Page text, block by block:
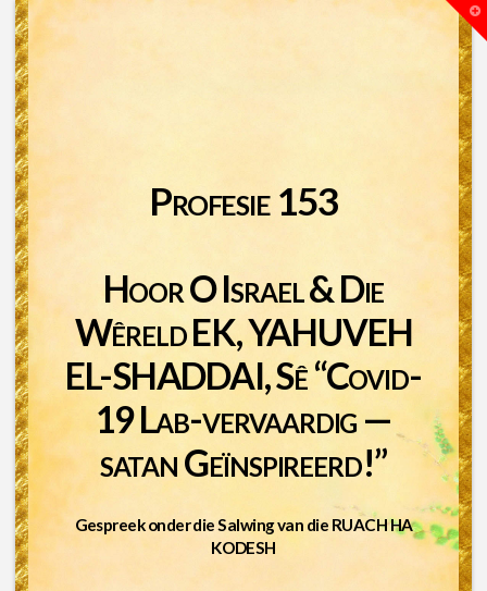
Profesie 153
Hoor O Israel & Die
Wêreld EK, YAHUVEH
EL-SHADDAI, Sê “Covid-
19 Lab-vervaardig —
satan Geïnspireerd!”
Gespreek onder die Salwing van die RUACH HA
KODESH